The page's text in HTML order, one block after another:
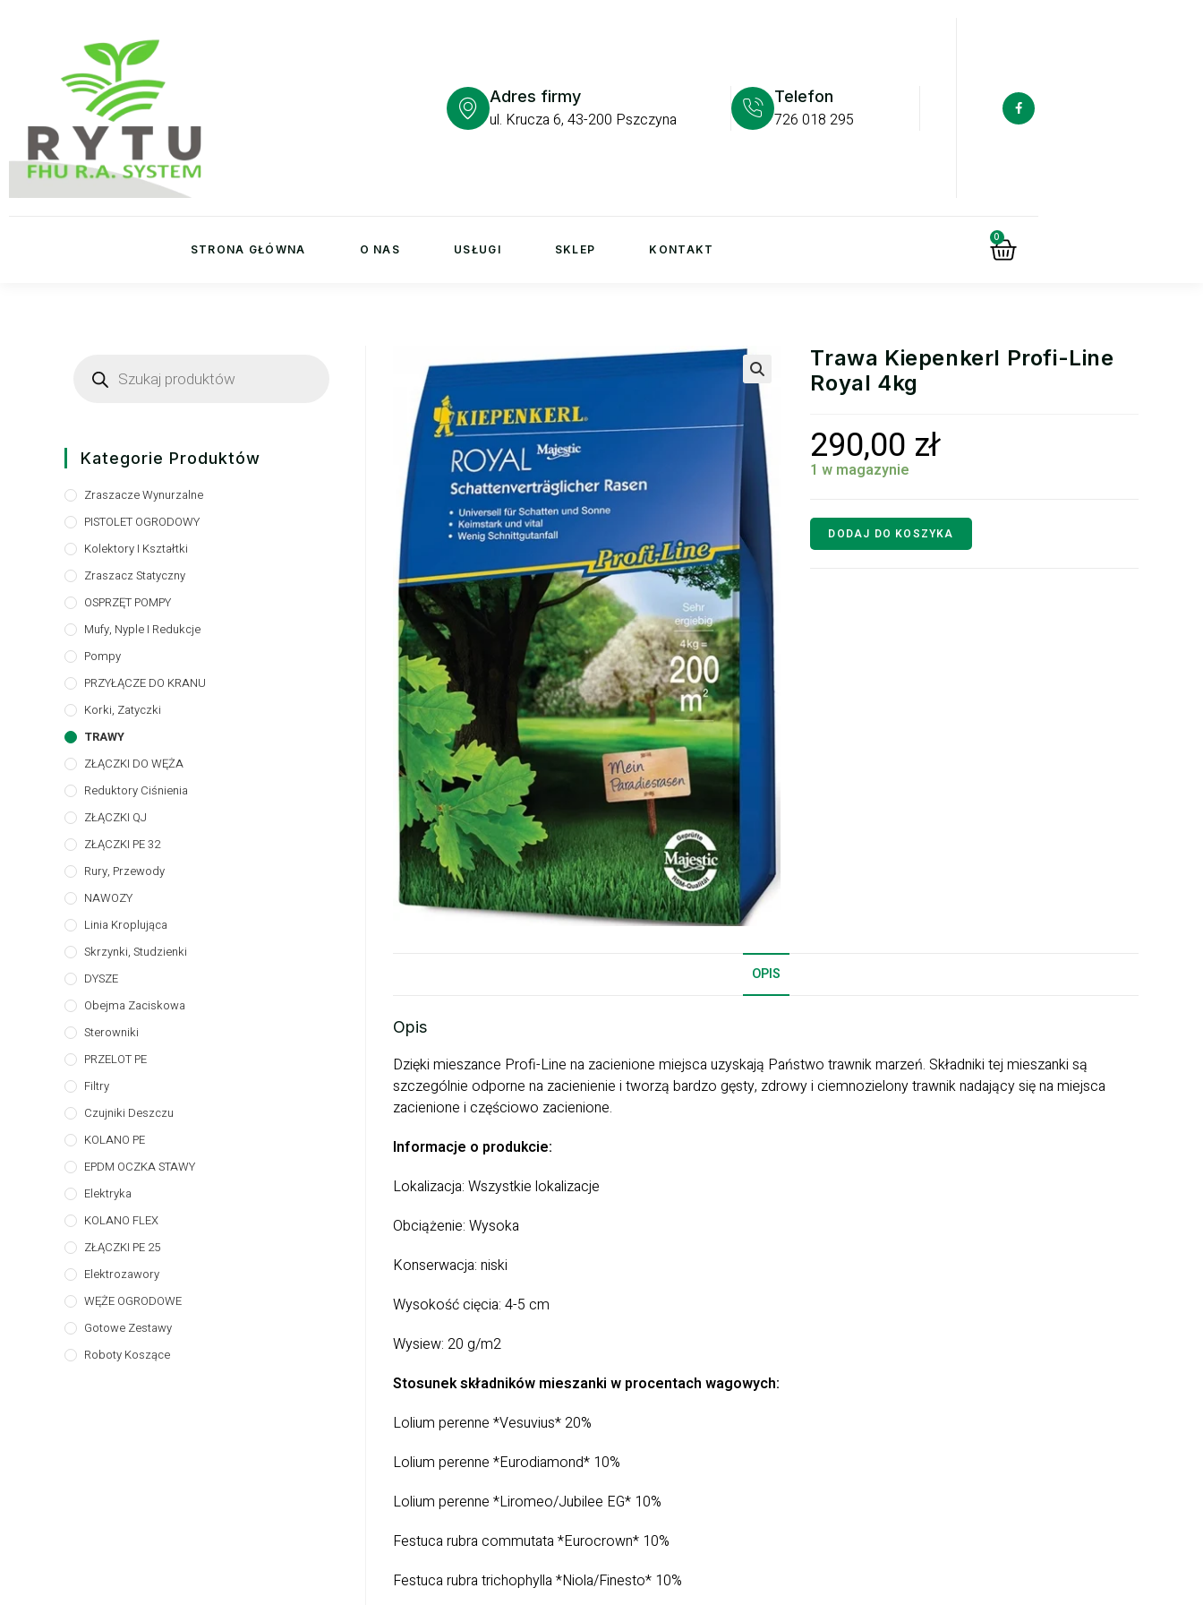
Adres firmy
ul. Krucza 6, 43-200 Pszczyna
Telefon
726 018 295
STRONA GŁÓWNA O NAS USŁUGI SKLEP KONTAKT
0
🔍
Trawa Kiepenkerl Profi-Line
Royal 4kg
290,00 zł
1 w magazynie
DODAJ DO KOSZYKA
OPIS
Opis
Dzięki mieszance Profi-Line na zacienione miejsca uzyskają Państwo trawnik marzeń. Składniki tej mieszanki są
szczególnie odporne na zacienienie i tworzą bardzo gęsty, zdrowy i ciemnozielony trawnik nadający się na miejsca
zacienione i częściowo zacienione.
Informacje o produkcie:
Lokalizacja: Wszystkie lokalizacje
Obciążenie: Wysoka
Konserwacja: niski
Wysokość cięcia: 4-5 cm
Wysiew: 20 g/m2
Stosunek składników mieszanki w procentach wagowych:
Lolium perenne *Vesuvius* 20%
Lolium perenne *Eurodiamond* 10%
Lolium perenne *Liromeo/Jubilee EG* 10%
Festuca rubra commutata *Eurocrown* 10%
Festuca rubra trichophylla *Niola/Finesto* 10%
Kategorie Produktów
Zraszacze Wynurzalne
PISTOLET OGRODOWY
Kolektory I Kształtki
Zraszacz Statyczny
OSPRZĘT POMPY
Mufy, Nyple I Redukcje
Pompy
PRZYŁĄCZE DO KRANU
Korki, Zatyczki
TRAWY
ZŁĄCZKI DO WĘŻA
Reduktory Ciśnienia
ZŁĄCZKI QJ
ZŁĄCZKI PE 32
Rury, Przewody
NAWOZY
Linia Kroplująca
Skrzynki, Studzienki
DYSZE
Obejma Zaciskowa
Sterowniki
PRZELOT PE
Filtry
Czujniki Deszczu
KOLANO PE
EPDM OCZKA STAWY
Elektryka
KOLANO FLEX
ZŁĄCZKI PE 25
Elektrozawory
WĘŻE OGRODOWE
Gotowe Zestawy
Roboty Koszące